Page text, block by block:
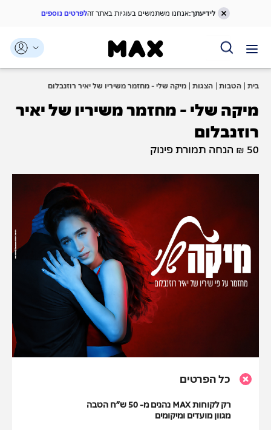
דלג אל תפריט ניווט
דלג אל תוכן ראשי
דלג אל תחתית העמוד
לידיעתך:אנחנו משתמשים בעוגיות באתר זהלפרטים נוספים
בית הטבות הצגות מיקה שלי - מחזמר משיריו של יאיר רוזנבלום
מיקה שלי - מחזמר משיריו של יאיר
רוזנבלום
50 ₪ הנחה תמורת פינוק
כל הפרטים
רק לקוחות MAX נהנים מ- 50 ש”ח הטבה
מגוון מועדים ומיקומים